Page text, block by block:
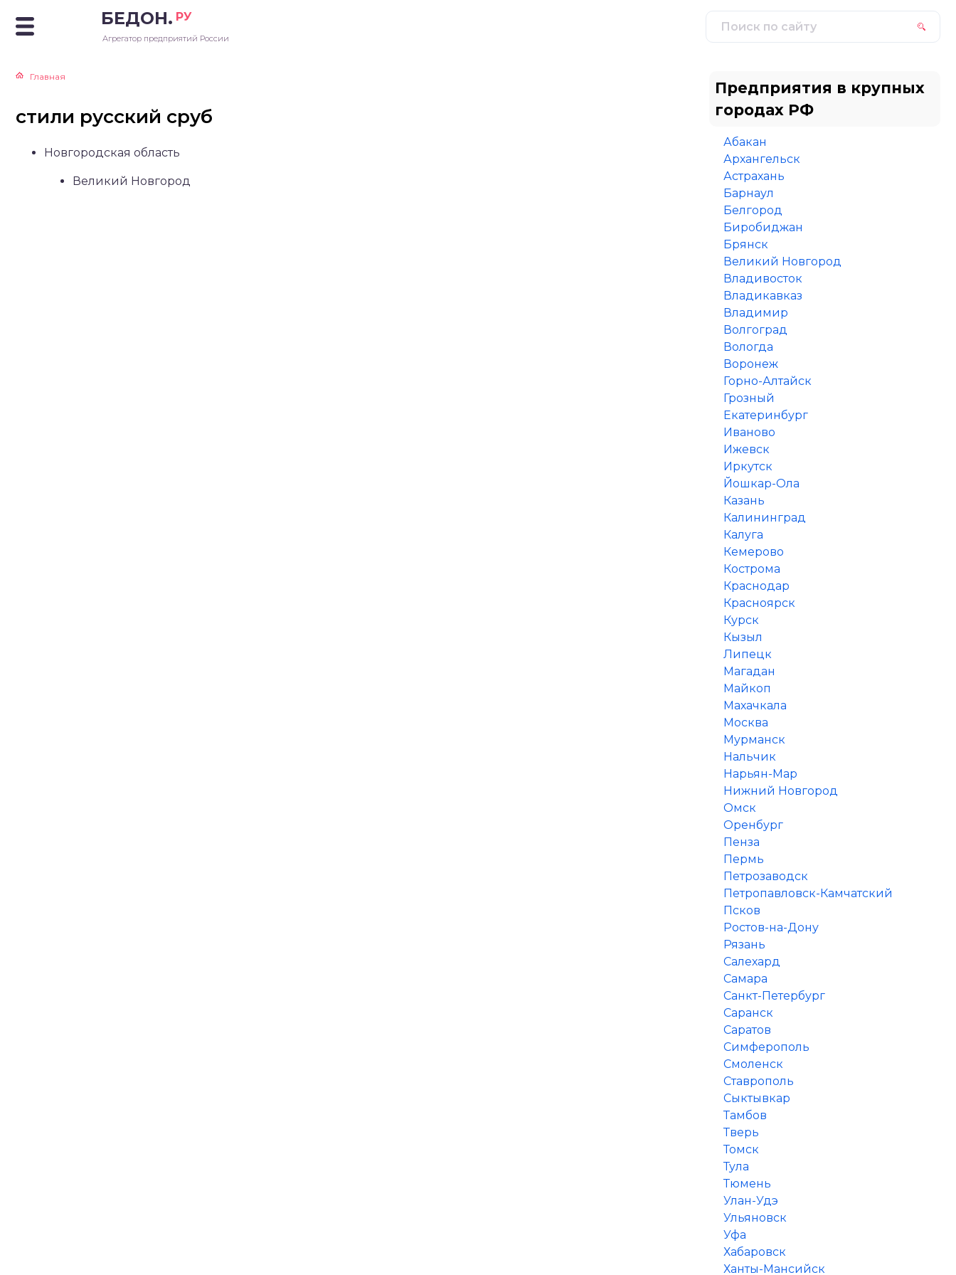
БЕДОН. РУ
Агрегатор предприятий России
Главная
стили русский сруб
Новгородская область
Великий Новгород
Предприятия в крупных
городах РФ
Абакан
Архангельск
Астрахань
Барнаул
Белгород
Биробиджан
Брянск
Великий Новгород
Владивосток
Владикавказ
Владимир
Волгоград
Вологда
Воронеж
Горно-Алтайск
Грозный
Екатеринбург
Иваново
Ижевск
Иркутск
Йошкар-Ола
Казань
Калининград
Калуга
Кемерово
Кострома
Краснодар
Красноярск
Курск
Кызыл
Липецк
Магадан
Майкоп
Махачкала
Москва
Мурманск
Нальчик
Нарьян-Мар
Нижний Новгород
Омск
Оренбург
Пенза
Пермь
Петрозаводск
Петропавловск-Камчатский
Псков
Ростов-на-Дону
Рязань
Салехард
Самара
Санкт-Петербург
Саранск
Саратов
Симферополь
Смоленск
Ставрополь
Сыктывкар
Тамбов
Тверь
Томск
Тула
Тюмень
Улан-Удэ
Ульяновск
Уфа
Хабаровск
Ханты-Мансийск